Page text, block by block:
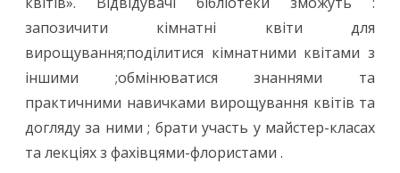
запозичити кімнатні квіти для
вирощування;поділитися кімнатними квітами з
іншими ;обмінюватися знаннями та
практичними навичками вирощування квітів та
догляду за ними ; брати участь у майстер-класах
та лекціях з фахівцями-флористами .